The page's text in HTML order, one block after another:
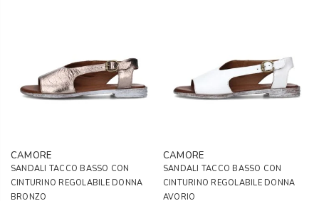
CAMORE
SANDALI TACCO BASSO CON
CINTURINO REGOLABILE DONNA
BRONZO
CAMORE
SANDALI TACCO BASSO CON
CINTURINO REGOLABILE DONNA
AVORIO